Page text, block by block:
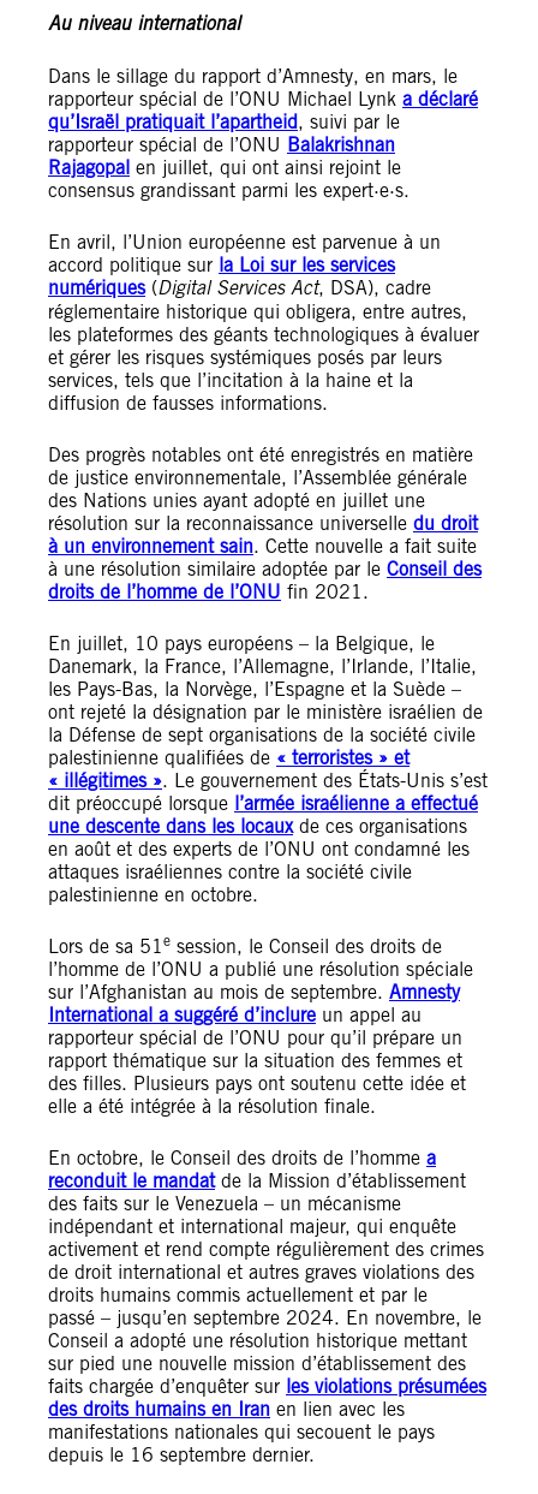
Au niveau international
Dans le sillage du rapport d’Amnesty, en mars, le
rapporteur spécial de l’ONU Michael Lynk a déclaré
qu’Israël pratiquait l’apartheid, suivi par le
rapporteur spécial de l’ONU Balakrishnan
Rajagopal en juillet, qui ont ainsi rejoint le
consensus grandissant parmi les expert·e·s.
En avril, l’Union européenne est parvenue à un
accord politique sur la Loi sur les services
numériques(Digital Services Act, DSA), cadre
réglementaire historique qui obligera, entre autres,
les plateformes des géants technologiques à évaluer
et gérer les risques systémiques posés par leurs
services, tels que l’incitation à la haine et la
diffusion de fausses informations.
Des progrès notables ont été enregistrés en matière
de justice environnementale, l’Assemblée générale
des Nations unies ayant adopté en juillet une
résolution sur la reconnaissance universelle du droit
à un environnement sain. Cette nouvelle a fait suite
à une résolution similaire adoptée par le Conseil des
droits de l’homme de l’ONU fin 2021.
En juillet, 10 pays européens – la Belgique, le
Danemark, la France, l’Allemagne, l’Irlande, l’Italie,
les Pays-Bas, la Norvège, l’Espagne et la Suède –
ont rejeté la désignation par le ministère israélien de
la Défense de sept organisations de la société civile
palestinienne qualifiées de « terroristes » et
« illégitimes ». Le gouvernement des États-Unis s’est
dit préoccupé lorsque l’armée israélienne a effectué
une descente dans les locauxde ces organisations
en août et des experts de l’ONU ont condamné les
attaques israéliennes contre la société civile
palestinienne en octobre.
Lors de sa 51e session, le Conseil des droits de
l’homme de l’ONU a publié une résolution spéciale
sur l’Afghanistan au mois de septembre. Amnesty
International a suggéré d’inclure un appel au
rapporteur spécial de l’ONU pour qu’il prépare un
rapport thématique sur la situation des femmes et
des filles. Plusieurs pays ont soutenu cette idée et
elle a été intégrée à la résolution finale.
En octobre, le Conseil des droits de l’homme a
reconduit le mandatde la Mission d’établissement
des faits sur le Venezuela – un mécanisme
indépendant et international majeur, qui enquête
activement et rend compte régulièrement des crimes
de droit international et autres graves violations des
droits humains commis actuellement et par le
passé – jusqu’en septembre 2024. En novembre, le
Conseil a adopté une résolution historique mettant
sur pied une nouvelle mission d’établissement des
faits chargée d’enquêter sur les violations présumées
des droits humains en Iran en lien avec les
manifestations nationales qui secouent le pays
depuis le 16 septembre dernier.